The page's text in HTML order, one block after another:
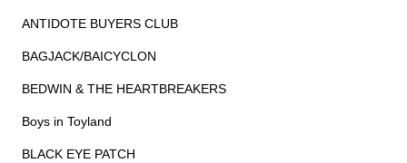
ANTIDOTE BUYERS CLUB
BAGJACK/BAICYCLON
BEDWIN & THE HEARTBREAKERS
Boys in Toyland
BLACK EYE PATCH